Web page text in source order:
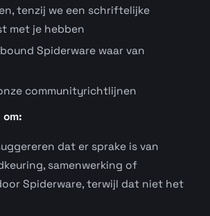
tenzij we een schriftelijke
met je hebben
Spiderware waar van
communityrichtlijnen
dat er sprake is van
samenwerking of
Spiderware, terwijl dat niet het